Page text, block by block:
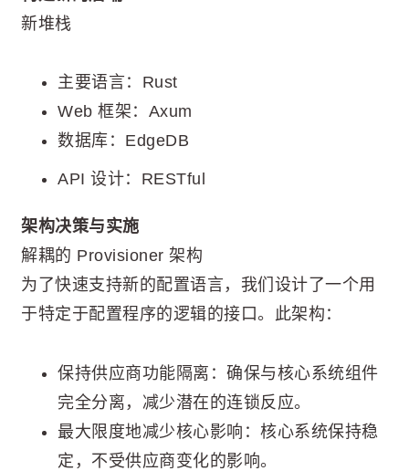
新堆栈
主要语言：Rust
Web 框架：Axum
数据库：EdgeDB
API 设计：RESTful
架构决策与实施
解耦的 Provisioner 架构
为了快速支持新的配置语言，我们设计了一个用
于特定于配置程序的逻辑的接口。此架构：
保持供应商功能隔离：确保与核心系统组件
完全分离，减少潜在的连锁反应。
最大限度地减少核心影响：核心系统保持稳
定，不受供应商变化的影响。